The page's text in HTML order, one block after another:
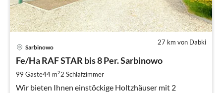
27 km von Dabki
Sarbinowo
Fe/Ha RAF STAR bis 8 Per. Sarbinowo
99 Gäste44 m22 Schlafzimmer
Wir bieten Ihnen einstöckige Holtzhäuser mit 2